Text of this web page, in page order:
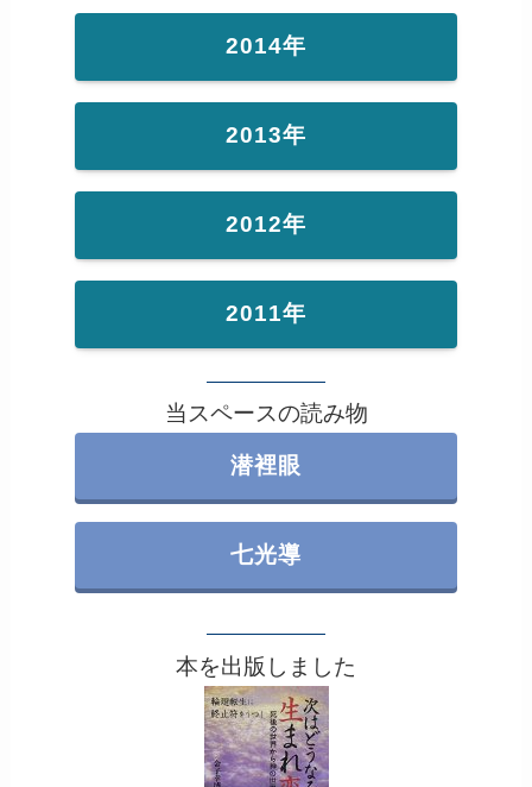
2014年
2013年
2012年
2011年
当スペースの読み物
潜裡眼
七光導
本を出版しました